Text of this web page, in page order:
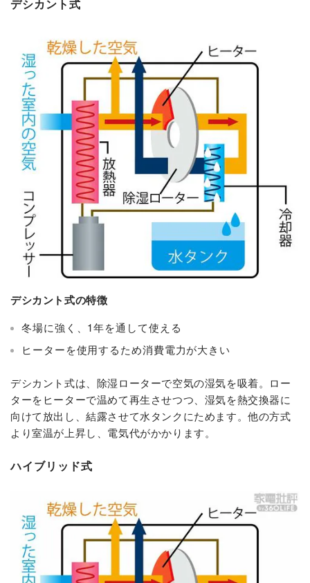
デシカント式
デシカント式の特徴
冬場に強く、1年を通して使える
ヒーターを使用するため消費電力が大きい
デシカント式は、除湿ローターで空気の湿気を吸着。ロー
ターをヒーターで温めて再生させつつ、湿気を熱交換器に
向けて放出し、結露させて水タンクにためます。他の方式
より室温が上昇し、電気代がかかります。
ハイブリッド式